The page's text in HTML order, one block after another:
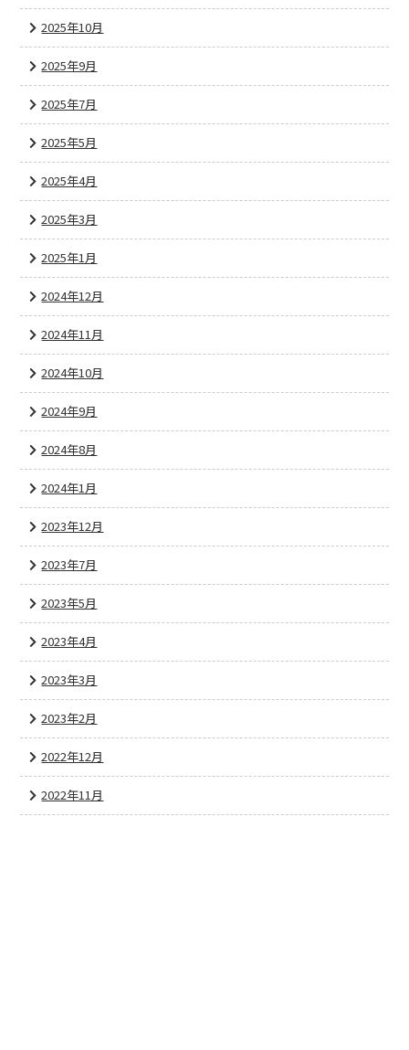
2025年10月
2025年9月
2025年7月
2025年5月
2025年4月
2025年3月
2025年1月
2024年12月
2024年11月
2024年10月
2024年9月
2024年8月
2024年1月
2023年12月
2023年7月
2023年5月
2023年4月
2023年3月
2023年2月
2022年12月
2022年11月